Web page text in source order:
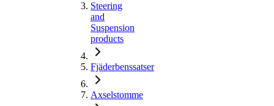
Steering
and
Suspension
products
Fjäderbenssatser
Axselstomme